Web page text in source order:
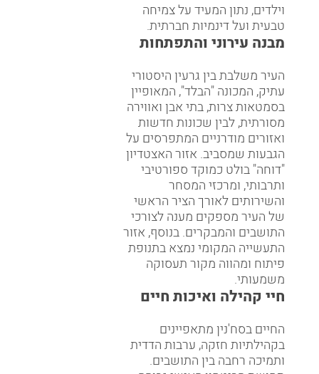
וילדים, נתון המעיד על צמיחה
טבעית ועל דינמיות חברתית.
מבנה עירוני והתפתחות
העיר משלבת בין גרעין היסטורי
עתיק, המכונה "הבלד", המאופיין
בסמטאות צרות, בתי אבן ואווירה
מסורתית, לבין שכונות חדשות
ואזורים מודרניים המתפרסים על
הגבעות שמסביב. אזור האצטדיון
"דוחה" בולט כמוקד ספורטיבי
ותרבותי, ומרכזי המסחר
והשירותים לאורך הציר הראשי
של העיר מספקים מענה לצורכי
התושבים והמבקרים. בנוסף, אזור
התעשייה המקומי נמצא בתנופת
פיתוח ומהווה מקור תעסוקה
משמעותי.
חיי קהילה ואיכות חיים
החיים בסח'נין מתאפיינים
בקהילתיות חזקה, ערבות הדדית
ותמיכה רחבה בין התושבים.